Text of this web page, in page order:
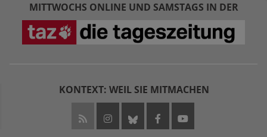
MITTWOCHS ONLINE UND SAMSTAGS IN DER
KONTEXT: WEIL SIE MITMACHEN